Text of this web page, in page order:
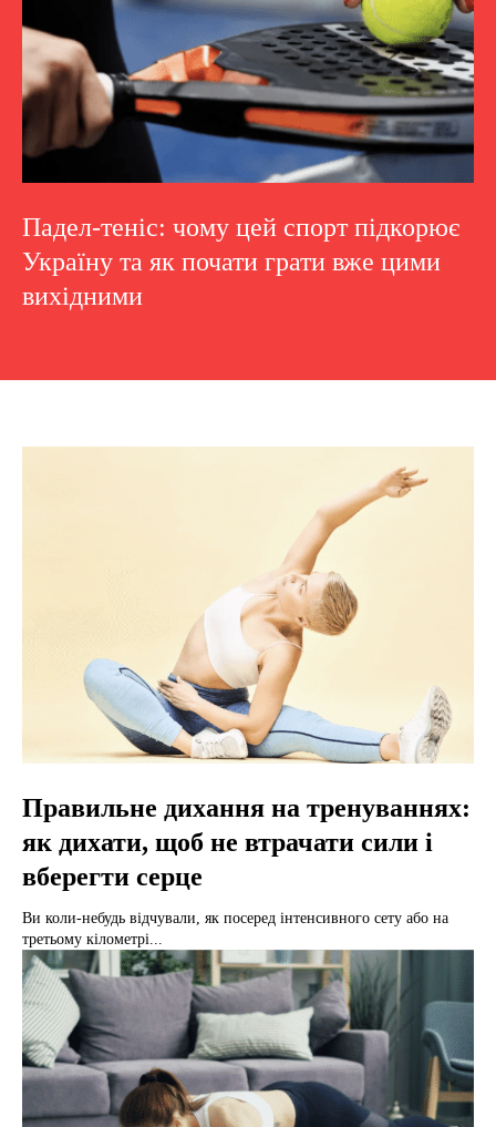
Падел-теніс: чому цей спорт підкорює
Україну та як почати грати вже цими
вихідними
Правильне дихання на тренуваннях:
як дихати, щоб не втрачати сили і
вберегти серце
Ви коли-небудь відчували, як посеред інтенсивного сету або на
третьому кілометрі...